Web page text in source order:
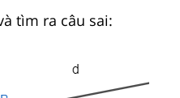
tìm ra câu sai: